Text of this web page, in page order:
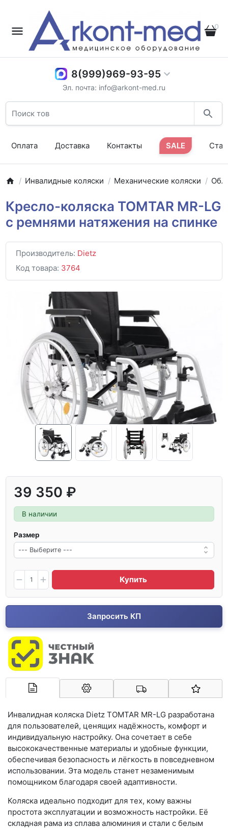
0
8(999)969-93-95
Эл. почта: info@arkont-med.ru
Оплата Доставка Контакты SALE
Инвалидные коляски Механические коляски
Кресло-коляска TOMTAR MR-LG
с ремнями натяжения на спинке
Производитель: Dietz
Код товара: 3764
39 350 ₽
В наличии
Размер
Купить
Запросить КП
Арконт-Мед
Инвалидная коляска Dietz TOMTAR MR-LG разработана
для пользователей, ценящих надёжность, комфорт и
индивидуальную настройку. Она сочетает в себе
высококачественные материалы и удобные функции,
обеспечивая безопасность и лёгкость в повседневном
использовании. Эта модель станет незаменимым
помощником благодаря своей адаптивности.
Коляска идеально подходит для тех, кому важны
простота эксплуатации и возможность настройки. Её
складная рама из сплава алюминия и стали с белым